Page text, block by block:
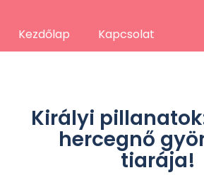
Kezdőlap Kapcsolat
Királyi
hercegnő
tiarája!